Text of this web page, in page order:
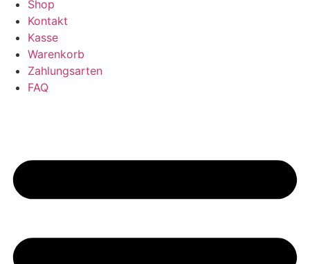
Shop
Kontakt
Kasse
Warenkorb
Zahlungsarten
FAQ